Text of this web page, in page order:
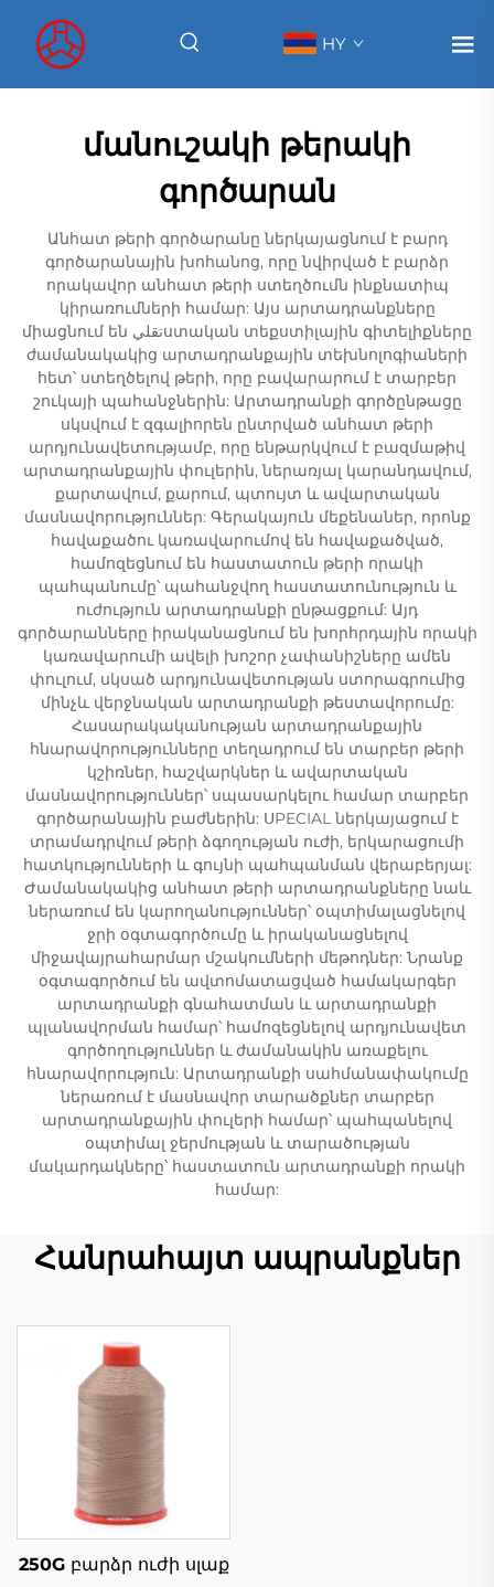
HY
մանուշակի թերակի
գործարան
Անհատ թերի գործարանը ներկայացնում է բարդ
գործարանային խոհանոց, որը նվիրված է բարձր
որակավոր անհատ թերի ստեղծումն ինքնատիպ
կիրառումների համար: Այս արտադրանքները
միացնում են تقليստական տեքստիլային գիտելիքները
ժամանակակից արտադրանքային տեխնոլոգիաների
հետ՝ ստեղծելով թերի, որը բավարարում է տարբեր
շուկայի պահանջներին: Արտադրանքի գործընթացը
սկսվում է զգալիորեն ընտրված անհատ թերի
արդյունավետությամբ, որը ենթարկվում է բազմաթիվ
արտադրանքային փուլերին, ներառյալ կարանդավում,
քարտավում, քարում, պտույտ և ավարտական
մասնավորություններ: Գերակայուն մեքենաներ, որոնք
հավաքածու կառավարումով են հավաքածված,
համոզեցնում են հաստատուն թերի որակի
պահպանումը՝ պահանջվող հաստատունություն և
ուժություն արտադրանքի ընթացքում: Այդ
գործարանները իրականացնում են խորհրդային որակի
կառավարումի ավելի խոշոր չափանիշները ամեն
փուլում, սկսած արդյունավետության ստորագրումից
մինչև վերջնական արտադրանքի թեստավորումը:
Հասարակականության արտադրանքային
հնարավորությունները տեղադրում են տարբեր թերի
կշիռներ, հաշվարկներ և ավարտական
մասնավորություններ՝ սպասարկելու համար տարբեր
գործարանային բաժներին: ՍPECIAL ներկայացում է
տրամադրվում թերի ձգողության ուժի, երկարացումի
հատկությունների և գույնի պահպանման վերաբերյալ:
Ժամանակակից անհատ թերի արտադրանքները նաև
ներառում են կարողանություններ՝ օպտիմալացնելով
ջրի օգտագործումը և իրականացնելով
միջավայրահարմար մշակումների մեթոդներ: Նրանք
օգտագործում են ավտոմատացված համակարգեր
արտադրանքի գնահատման և արտադրանքի
պլանավորման համար՝ համոզեցնելով արդյունավետ
գործողություններ և ժամանակին առաքելու
հնարավորություն: Արտադրանքի սահմանափակումը
ներառում է մասնավոր տարածքներ տարբեր
արտադրանքային փուլերի համար՝ պահպանելով
օպտիմալ ջերմության և տարածության
մակարդակները՝ հաստատուն արտադրանքի որակի
համար:
Հանրահայտ ապրանքներ
250G բարձր ուժի սլաք